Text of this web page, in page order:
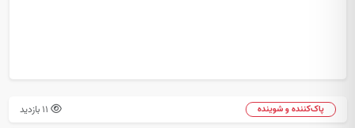
پاک‌کننده و شوینده